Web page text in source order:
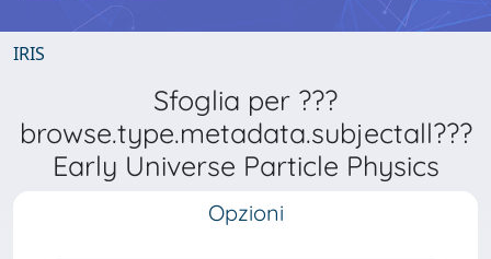
IRIS
Sfoglia per ???
browse.type.metadata.subjectall???
Early Universe Particle Physics
Opzioni